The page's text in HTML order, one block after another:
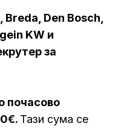
Den Bosch,
KW и
за
почасово
Тази сума се